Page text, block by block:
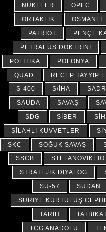
NÜKLEER
OPEC
ORTAKLIK
OSMANLI
PATRIOT
PENÇE
PETRAEUS DOKTRINI
POLITIKA
POLONYA
QUAD
RECEP TAYYIP
S-400
S/İHA SADR
SAUDA
SAVAŞ
SDG
SIBER
SILAHLI KUVVETLER
SKC
SOĞUK SAVAŞ
SSCB
STEFANOVIKEIO
STRATEJIK DIYALOG
SU-57
SUDAN
SURIYE KURTULUŞ
TARIH
TATBIKAT
TCG ANADOLU